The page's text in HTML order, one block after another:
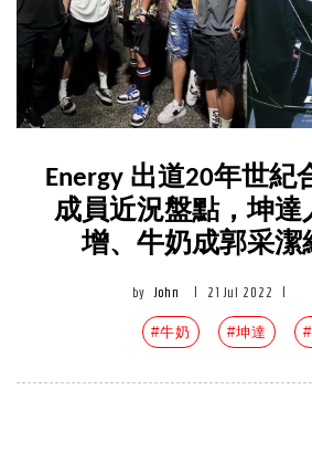
Energy 出道20年世紀
成員近況盤點，坤達
增、牛奶成郭采潔
by John 21 Jul 2022
#牛奶 #坤達